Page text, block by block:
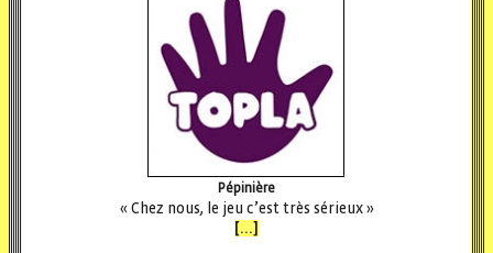
Pépinière
« Chez nous, le jeu c’est très sérieux »
[...]